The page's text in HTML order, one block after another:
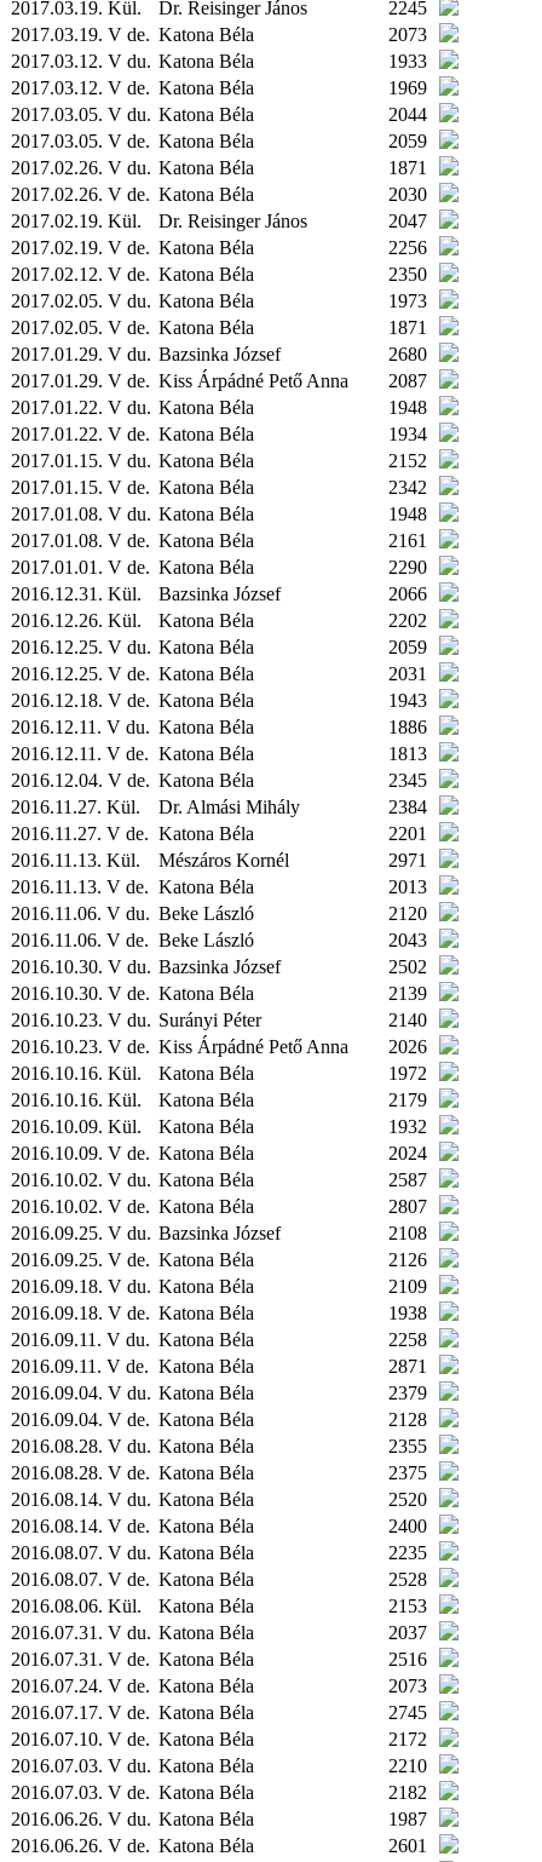
2017.03.19. Kül. Dr. Reisinger János
2245
2017.03.19. V de. Katona Béla
2073
2017.03.12. V du. Katona Béla
1933
2017.03.12. V de. Katona Béla
1969
2017.03.05. V du. Katona Béla
2044
2017.03.05. V de. Katona Béla
2059
2017.02.26. V du. Katona Béla
1871
2017.02.26. V de. Katona Béla
2030
2017.02.19. Kül. Dr. Reisinger János
2047
2017.02.19. V de. Katona Béla
2256
2017.02.12. V de. Katona Béla
2350
2017.02.05. V du. Katona Béla
1973
2017.02.05. V de. Katona Béla
1871
2017.01.29. V du. Bazsinka József
2680
2017.01.29. V de. Kiss Árpádné Pető Anna
2087
2017.01.22. V du. Katona Béla
1948
2017.01.22. V de. Katona Béla
1934
2017.01.15. V du. Katona Béla
2152
2017.01.15. V de. Katona Béla
2342
2017.01.08. V du. Katona Béla
1948
2017.01.08. V de. Katona Béla
2161
2017.01.01. V de. Katona Béla
2290
2016.12.31. Kül. Bazsinka József
2066
2016.12.26. Kül. Katona Béla
2202
2016.12.25. V du. Katona Béla
2059
2016.12.25. V de. Katona Béla
2031
2016.12.18. V de. Katona Béla
1943
2016.12.11. V du. Katona Béla
1886
2016.12.11. V de. Katona Béla
1813
2016.12.04. V de. Katona Béla
2345
2016.11.27. Kül. Dr. Almási Mihály
2384
2016.11.27. V de. Katona Béla
2201
2016.11.13. Kül. Mészáros Kornél
2971
2016.11.13. V de. Katona Béla
2013
2016.11.06. V du. Beke László
2120
2016.11.06. V de. Beke László
2043
2016.10.30. V du. Bazsinka József
2502
2016.10.30. V de. Katona Béla
2139
2016.10.23. V du. Surányi Péter
2140
2016.10.23. V de. Kiss Árpádné Pető Anna
2026
2016.10.16. Kül. Katona Béla
1972
2016.10.16. Kül. Katona Béla
2179
2016.10.09. Kül. Katona Béla
1932
2016.10.09. V de. Katona Béla
2024
2016.10.02. V du. Katona Béla
2587
2016.10.02. V de. Katona Béla
2807
2016.09.25. V du. Bazsinka József
2108
2016.09.25. V de. Katona Béla
2126
2016.09.18. V du. Katona Béla
2109
2016.09.18. V de. Katona Béla
1938
2016.09.11. V du. Katona Béla
2258
2016.09.11. V de. Katona Béla
2871
2016.09.04. V du. Katona Béla
2379
2016.09.04. V de. Katona Béla
2128
2016.08.28. V du. Katona Béla
2355
2016.08.28. V de. Katona Béla
2375
2016.08.14. V du. Katona Béla
2520
2016.08.14. V de. Katona Béla
2400
2016.08.07. V du. Katona Béla
2235
2016.08.07. V de. Katona Béla
2528
2016.08.06. Kül. Katona Béla
2153
2016.07.31. V du. Katona Béla
2037
2016.07.31. V de. Katona Béla
2516
2016.07.24. V de. Katona Béla
2073
2016.07.17. V de. Katona Béla
2745
2016.07.10. V de. Katona Béla
2172
2016.07.03. V du. Katona Béla
2210
2016.07.03. V de. Katona Béla
2182
2016.06.26. V du. Katona Béla
1987
2016.06.26. V de. Katona Béla
2601